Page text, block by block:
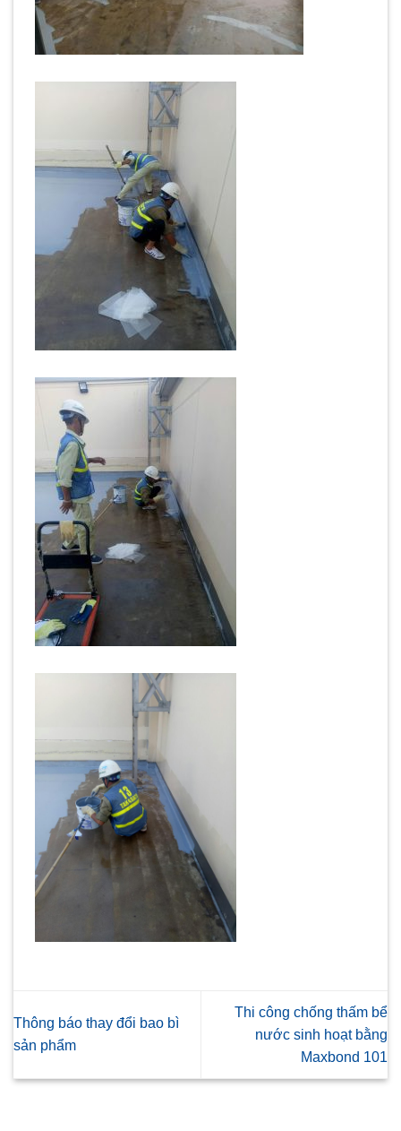
Thông báo thay đổi bao bì
sản phẩm
Thi công chống thấm bể
nước sinh hoạt bằng
Maxbond 101